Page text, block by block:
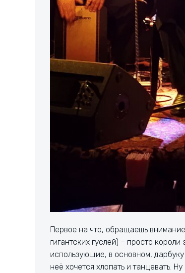
Первое на что, обращаешь
гигантских гуслей) – просто
использующие, в основном,
неё хочется хлопать и танцевать.